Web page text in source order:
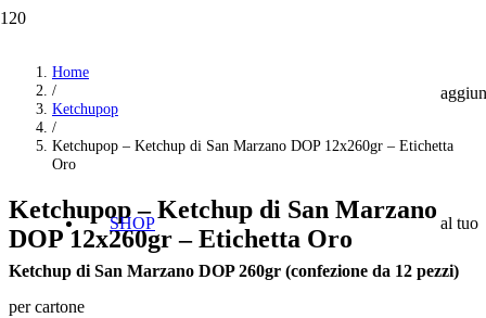
SHOP al tuo
Home
/
Ketchupop
/
Ketchupop – Ketchup di San Marzano DOP 12x260gr – Etichetta
Oro
Ketchupop – Ketchup di San Marzano
DOP 12x260gr – Etichetta Oro
Ketchup di San Marzano DOP 260gr (confezione da 12 pezzi)
per cartone